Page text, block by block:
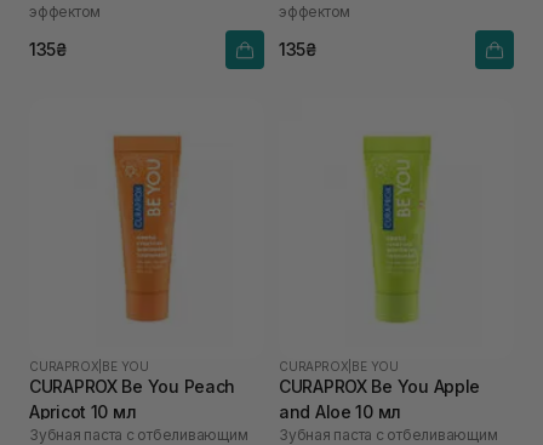
эффектом
135₴
эффектом
135₴
CURAPROX BE YOU
CURAPROX Be You Peach
Apricot 10 мл
Зубная паста с отбеливающим
CURAPROX BE YOU
CURAPROX Be You Apple
and Aloe 10 мл
Зубная паста с отбеливающим